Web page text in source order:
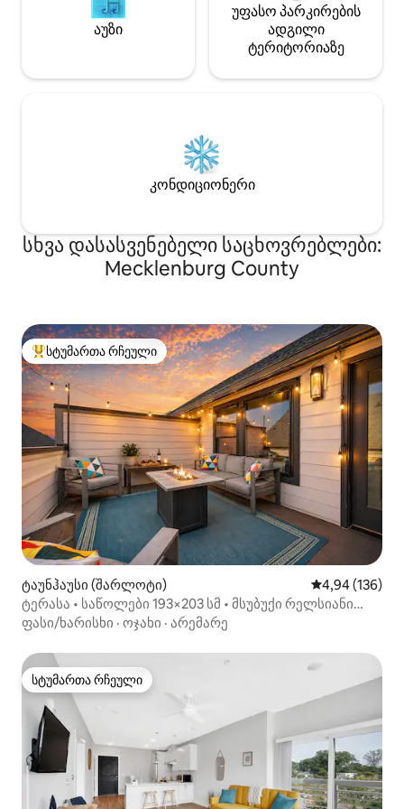
აუზი
უფასო პარკირების
ადგილი
ტერიტორიაზე
კონდიციონერი
სხვა დასასვენებელი საცხოვრებლები:
Mecklenburg County
სტუმართა რჩეული მოწინავე ვარიანტი
სტუმართა რჩეული
ტაუნჰაუსი (შარლოტი) საშუალო
4,94 (136)
ტერასა • საწოლები 193×203 სმ • მსუბუქი რელსიანი
ტრანსპორტის გაჩერება და ლოს‑ანჯელესის
ფასი/ხარისხი · ოჯახი · არემარე
სტუმართა რჩეული
სტუმართა რჩეული